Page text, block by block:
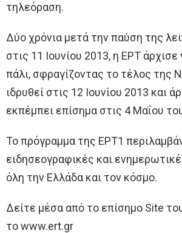
τηλεόραση.
Δύο χρόνια μετά την παύση της
στις 11 Ιουνίου 2013, η ΕΡΤ
πάλι, σφραγίζοντας το τέλος της
ιδρυθεί στις 12 Ιουνίου 2013 και
εκπέμπει επίσημα στις 4 Μαΐου
Το πρόγραμμα της ΕΡΤ1
ειδησεογραφικές και
όλη την Ελλάδα και τον κόσμο.
Δείτε μέσα από το επίσημο Site
το www.ert.gr